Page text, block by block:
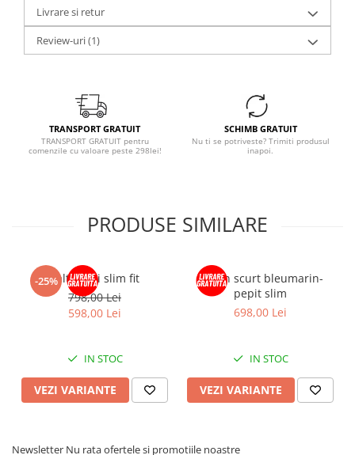
Livrare si retur
Review-uri(1)
TRANSPORT GRATUIT
TRANSPORT GRATUIT pentru
comenzile cu valoare peste 298lei!
SCHIMB GRATUIT
Nu ti se potriveste? Trimiti produsul
inapoi.
PRODUSE SIMILARE
-25%Palton gri slim fit
798,00 Lei
598,00 Lei
IN STOC
VEZI VARIANTE
Palton scurt bleumarin-
pepit slim
698,00 Lei
IN STOC
VEZI VARIANTE
Newsletter Nu rata ofertele si promotiile noastre